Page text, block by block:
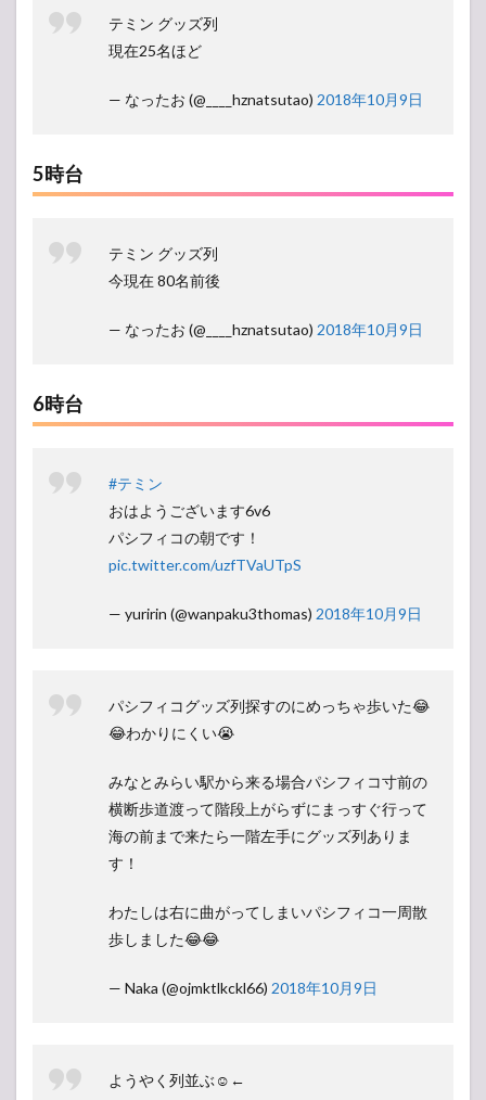
テミン グッズ列
現在25名ほど
— なったお (@____hznatsutao) 2018年10月9日
5時台
テミン グッズ列
今現在 80名前後
— なったお (@____hznatsutao) 2018年10月9日
6時台
#テミン
おはようございます6v6
パシフィコの朝です！
pic.twitter.com/uzfTVaUTpS
— yuririn (@wanpaku3thomas) 2018年10月9日
パシフィコグッズ列探すのにめっちゃ歩いた😂
😂わかりにくい😭
みなとみらい駅から来る場合パシフィコ寸前の
横断歩道渡って階段上がらずにまっすぐ行って
海の前まで来たら一階左手にグッズ列ありま
す！
わたしは右に曲がってしまいパシフィコ一周散
歩しました😂😂
— Naka (@ojmktlkckl66) 2018年10月9日
ようやく列並ぶ☺️←